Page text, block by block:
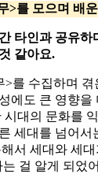
>를 모으며 배
타인과 공유하
같아요.
를 수집하며 겪
에도 큰 영향을
대의 문화를
세대를 넘어서
서 세대와 세
걸 알게 되었